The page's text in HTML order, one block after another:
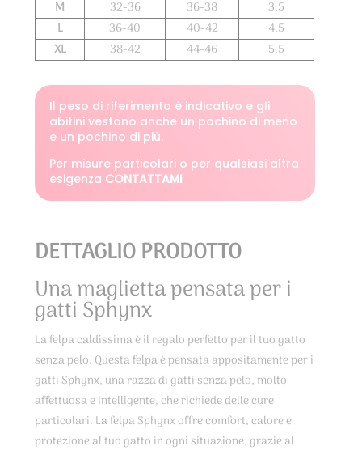
DETTAGLIO PRODOTTO
Una maglietta pensata per i
gatti Sphynx
La felpa caldissima è il regalo perfetto per il tuo gatto
senza pelo. Questa felpa è pensata appositamente per i
gatti Sphynx, una razza di gatti senza pelo, molto
affettuosa e intelligente, che richiede delle cure
particolari. La felpa Sphynx offre comfort, calore e
protezione al tuo gatto in ogni situazione, grazie al
M
32-36 36-38
3,5
L
36-40 40-42
4,5
XL
38-42 44-46 5,5
Il peso di riferimento è indicativo e gli
abitini vestono anche un pochino di meno
e un pochino di più.
Per misure particolari o per qualsiasi altra
esigenza CONTATTAMI